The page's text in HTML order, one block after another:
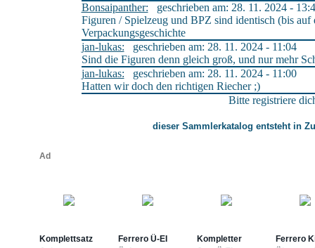
Bonsaipanther: geschrieben am: 28. 11. 2024 -
Figuren / Spielzeug und BPZ sind identisch (bis
Verpackungsgeschichte
jan-lukas: geschrieben am: 28. 11. 2024 - 11:04
Sind die Figuren denn gleich groß, und nur mehr
jan-lukas: geschrieben am: 28. 11. 2024 - 11:00
Hatten wir doch den richtigen Riecher ;)
Bitte registriere
dieser Sammlerkatalog entsteht in